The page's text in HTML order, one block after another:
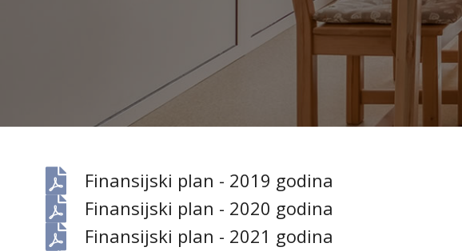
Finansijski plan - 2019 godina
Finansijski plan - 2020 godina
Finansijski plan - 2021 godina